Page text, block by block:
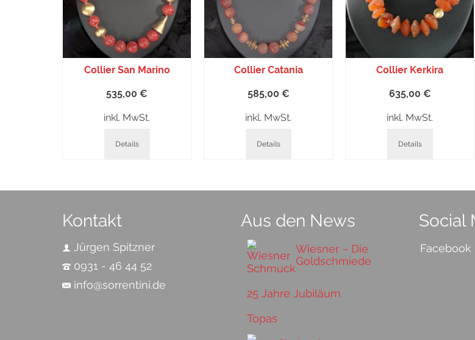
Collier San Marino
535,00 €
inkl. MwSt.
Details
Collier Catania
585,00 €
inkl. MwSt.
Details
Collier Kerkira
635,00 €
inkl. MwSt.
Details
Kontakt
Jürgen Spitzner
0931 - 46 44 52
info@sorrentini.de
Aus den News
Wiesner – Die
Goldschmiede
25 Jahre Jubiläum
Topas
Social
Facebook